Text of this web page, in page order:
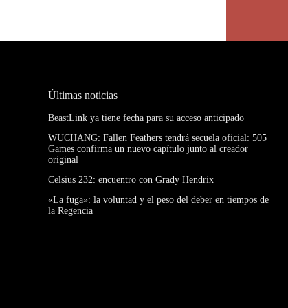
Últimas noticias
BeastLink ya tiene fecha para su acceso anticipado
WUCHANG: Fallen Feathers tendrá secuela oficial: 505
Games confirma un nuevo capítulo junto al creador
original
Celsius 232: encuentro con Grady Hendrix
«La fuga»: la voluntad y el peso del deber en tiempos de
la Regencia